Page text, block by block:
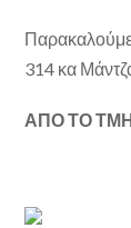
314 κα
ΑΠΟ ΤΟ